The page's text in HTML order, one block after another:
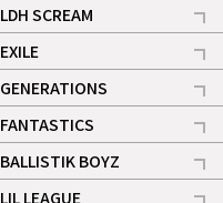
LDH SCREAM
記事
EXILE
記事
GENERATIONS
記事
FANTASTICS
記事
BALLISTIK BOYZ
記事
LIL LEAGUE